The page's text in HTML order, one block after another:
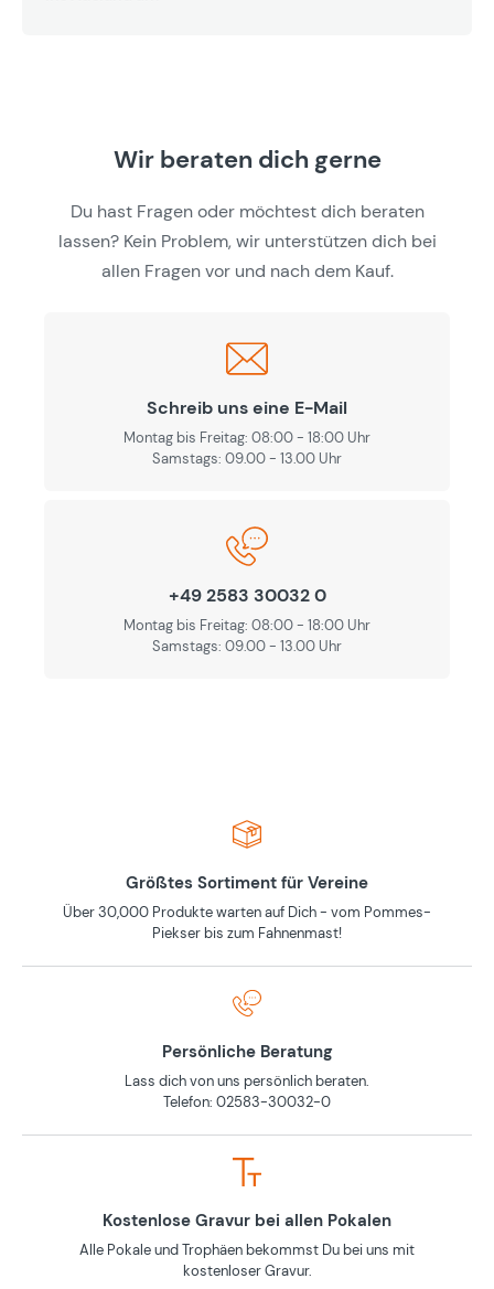
Wir beraten dich gerne
Du hast Fragen oder möchtest dich beraten
lassen? Kein Problem, wir unterstützen dich bei
allen Fragen vor und nach dem Kauf.
Schreib uns eine E-Mail
Montag bis Freitag: 08:00 - 18:00 Uhr
Samstags: 09.00 - 13.00 Uhr
+49 2583 30032 0
Montag bis Freitag: 08:00 - 18:00 Uhr
Samstags: 09.00 - 13.00 Uhr
Größtes Sortiment für Vereine
Über 30,000 Produkte warten auf Dich - vom Pommes-
Piekser bis zum Fahnenmast!
Persönliche Beratung
Lass dich von uns persönlich beraten.
Telefon: 02583-30032-0
Kostenlose Gravur bei allen Pokalen
Alle Pokale und Trophäen bekommst Du bei uns mit
kostenloser Gravur.